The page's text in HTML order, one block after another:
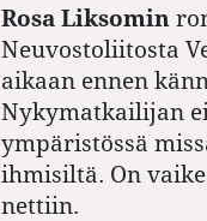
Rosa Liksomin
Neuvostoliitosta
aikaan ennen
Nykymatkailijan
ympäristössä
ihmisiltä. On
nettiin.